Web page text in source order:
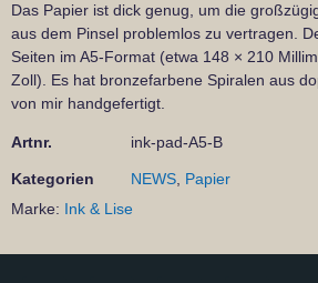
Das Papier ist dick genug, um die
aus dem Pinsel problemlos zu vertragen.
Seiten im A5-Format (etwa 148 × 210
Zoll). Es hat bronzefarbene Spiralen aus
von mir handgefertigt.
Artnr. ink-pad-A5-B
Kategorien NEWS, Papier
Marke: Ink & Lise